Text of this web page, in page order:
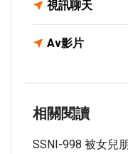
視訊聊天
Av影片
相關閱讀
SSNI-998 被女兒